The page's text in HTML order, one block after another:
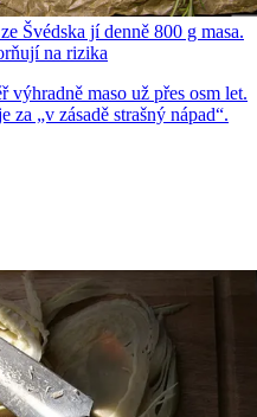
Švédska jí denně 800 g masa.
na rizika
výhradně maso už přes osm let.
„v zásadě strašný nápad“.